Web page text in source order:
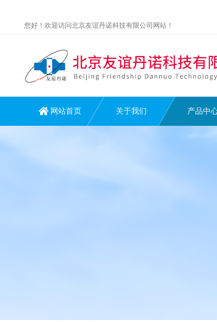
您好！欢迎访问北京友谊丹诺科技有限公司网站！
网站首页 关于我们 产品中